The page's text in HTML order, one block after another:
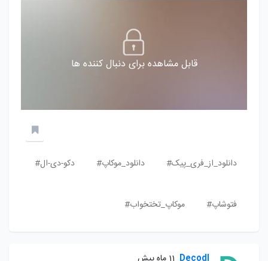
قابل مشاهده برای دنبال کننده ها
دانلود_از_فری_پیک# دانلود_موکاپ# دکو-دی-ال#
فتوشاپ# موکاپ_تختخواب#